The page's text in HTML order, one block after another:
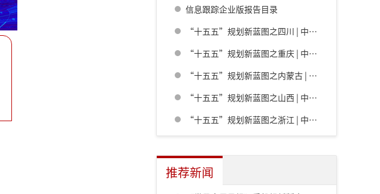
信息跟踪企业版报告目录
“十五五”规划新蓝图之四川 | 中共四川省委关于制定四川省国民经济和社会发展第十五个五年规划的建议
“十五五”规划新蓝图之重庆 | 中共重庆市委关于制定重庆市国民经济和社会发展第十五个五年规划的建议
“十五五”规划新蓝图之内蒙古 | 内蒙古自治区党委关于制定国民经济和社会发展第十五个五年规划的建议
“十五五”规划新蓝图之山西 | 中共山西省委关于制定山西省国民经济和社会发展第十五个五年规划的建议
“十五五”规划新蓝图之浙江 | 中共浙江省委关于制定浙江省国民经济和社会发展第十五个五年规划的建议
推荐新闻